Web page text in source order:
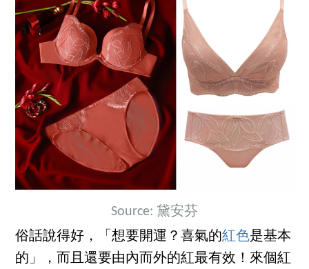
Source: 黛安芬
俗話說得好，「想要開運？喜氣的紅色是基本
的」，而且還要由內而外的紅最有效！來個紅